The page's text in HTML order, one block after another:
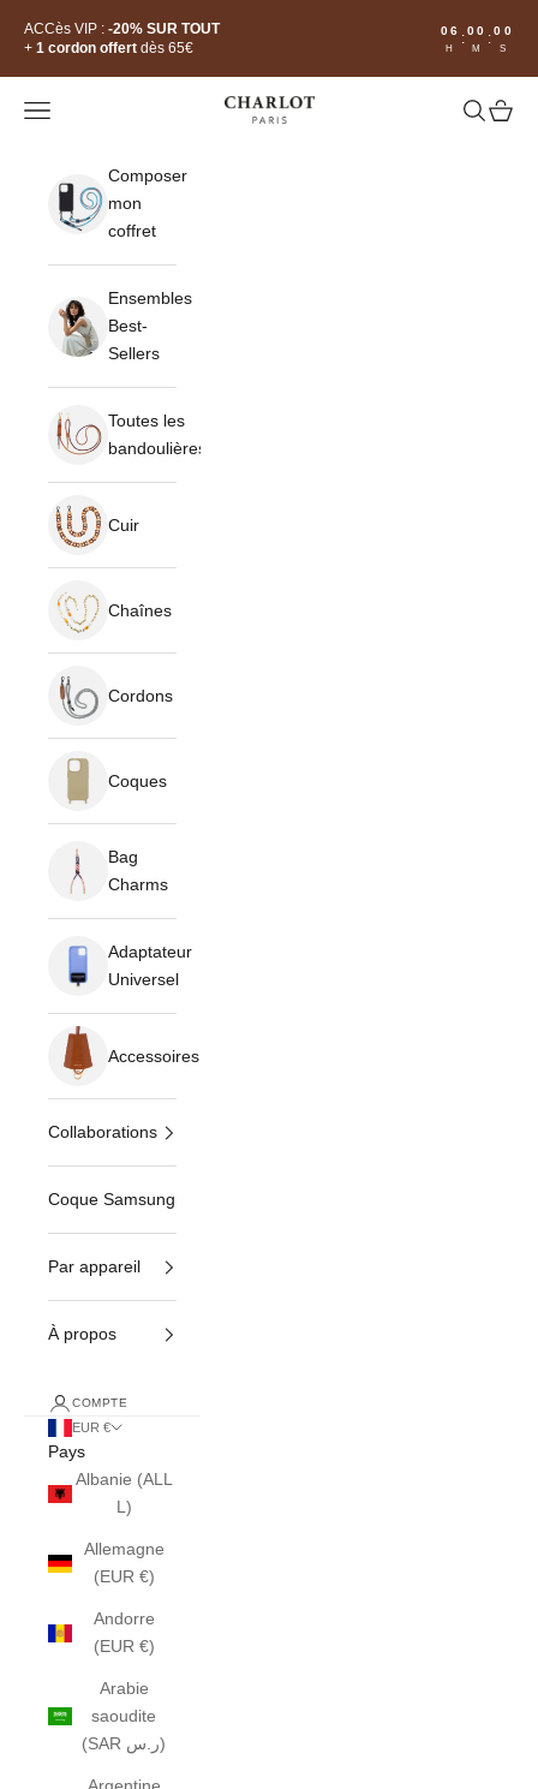
ACCès VIP : -20% SUR TOUT
+ 1 cordon offert dès 65€
06
H
:00
M
:00
S
CHARLOT · Paris
Ouvrir la navigation Ouvrir la
Voir
Composer
mon
coffret
Ensembles
Best-
Sellers
Toutes les
bandoulières
Cuir
Chaînes
Cordons
Coques
Bag
Charms
Adaptateur
Universel
Accessoires
Collaborations
Coque Samsung
Par appareil
À propos
COMPTE
EUR €
Pays
Albanie (ALL
L)
Allemagne
(EUR €)
Andorre
(EUR €)
Arabie
saoudite
(SAR ر.س)